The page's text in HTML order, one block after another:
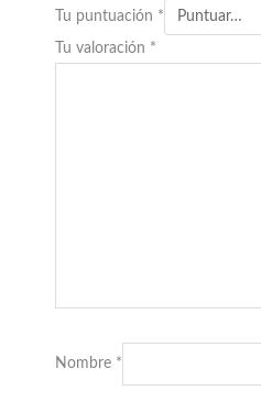
Tu puntuación *
Tu valoración *
Nombre *